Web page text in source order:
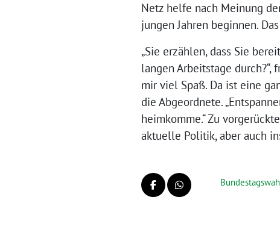
Netz helfe nach Meinung
jungen Jahren beginnen.
„Sie erzählen, dass Sie
langen Arbeitstage durch?“,
mir viel Spaß. Da ist eine
die Abgeordnete.
heimkomme.“ Zu
aktuelle Politik, aber auch